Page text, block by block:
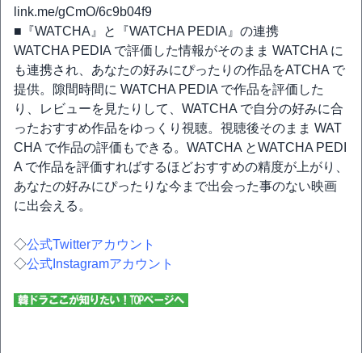
link.me/gCmO/6c9b04f9
■『WATCHA』と『WATCHA PEDIA』の連携
WATCHA PEDIA で評価した情報がそのまま WATCHA に
も連携され、あなたの好みにぴったりの作品をATCHA で
提供。隙間時間に WATCHA PEDIA で作品を評価した
り、レビューを見たりして、WATCHA で自分の好みに合
ったおすすめ作品をゆっくり視聴。視聴後そのまま WAT
CHA で作品の評価もできる。WATCHA とWATCHA PEDI
A で作品を評価すればするほどおすすめの精度が上がり、
あなたの好みにぴったりな今まで出会った事のない映画
に出会える。
◇公式Twitterアカウント
◇公式Instagramアカウント